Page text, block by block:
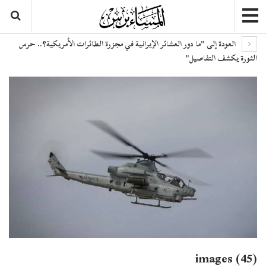
العودة إلى "ما دور العشائر الإيرانية في مجزرة الطائرات الأمريكية؟.. حرس
الثورة يكشف التفاصيل"
images (45)